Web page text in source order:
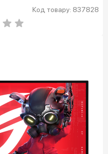
Код товару: 837828